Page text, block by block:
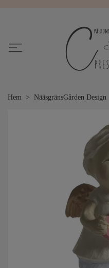
Hem NääsgränsGården Design